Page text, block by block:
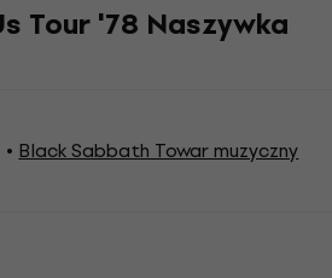
Tour '78 Naszywka
Black Sabbath Towar muzyczny